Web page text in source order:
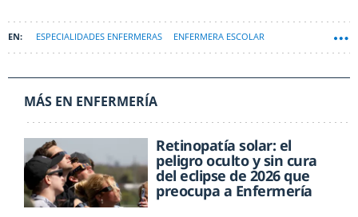
ESPECIALIDADES ENFERMERAS ENFERMERA ESCOLAR
MÁS EN ENFERMERÍA
Retinopatía solar: el
peligro oculto y sin cura
del eclipse de 2026 que
preocupa a Enfermería